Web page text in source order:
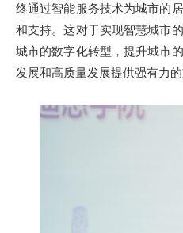
终通过智能服务技术为城市的
和支持。这对于实现智慧城市
城市的数字化转型，提升城市
发展和高质量发展提供强有力的